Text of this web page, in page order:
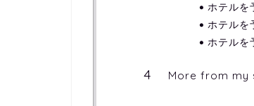
ホテルを
ホテルを
ホテルを
More from my